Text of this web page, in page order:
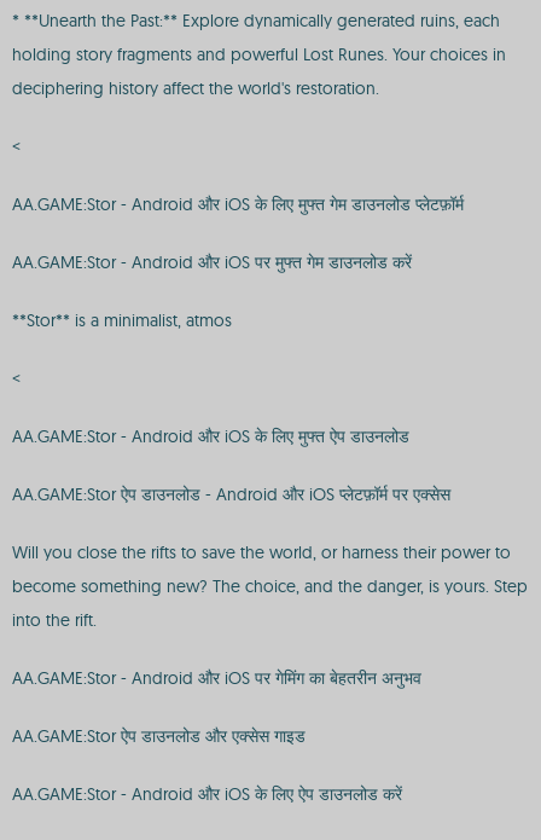
* **Unearth the Past:** Explore dynamically generated ruins, each
holding story fragments and powerful Lost Runes. Your choices in
deciphering history affect the world's restoration.
<
AA.GAME:Stor - Android और iOS के लिए मुफ्त गेम डाउनलोड प्लेटफ़ॉर्म
AA.GAME:Stor - Android और iOS पर मुफ्त गेम डाउनलोड करें
**Stor** is a minimalist, atmos
<
AA.GAME:Stor - Android और iOS के लिए मुफ्त ऐप डाउनलोड
AA.GAME:Stor ऐप डाउनलोड - Android और iOS प्लेटफ़ॉर्म पर एक्सेस
Will you close the rifts to save the world, or harness their power to
become something new? The choice, and the danger, is yours. Step
into the rift.
AA.GAME:Stor - Android और iOS पर गेमिंग का बेहतरीन अनुभव
AA.GAME:Stor ऐप डाउनलोड और एक्सेस गाइड
AA.GAME:Stor - Android और iOS के लिए ऐप डाउनलोड करें